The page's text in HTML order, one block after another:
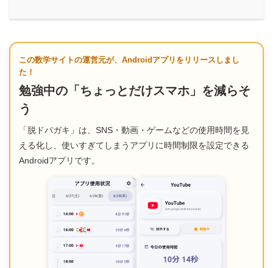
この数学サイトの運営元が、Androidアプリをリリースしまし
た！
勉強中の「ちょっとだけスマホ」を減らそ
う
「脱ドパガキ」は、SNS・動画・ゲームなどの使用時間を見
える化し、使いすぎてしまうアプリに時間制限を設定できる
Androidアプリです。